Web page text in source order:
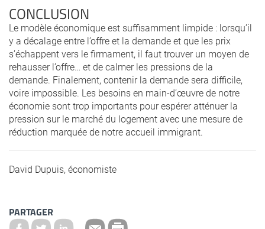
CONCLUSION
Le modèle économique est suffisamment limpide : lorsqu’il
y a décalage entre l’offre et la demande et que les prix
s’échappent vers le firmament, il faut trouver un moyen de
rehausser l’offre… et de calmer les pressions de la
demande. Finalement, contenir la demande sera difficile,
voire impossible. Les besoins en main-d’œuvre de notre
économie sont trop importants pour espérer atténuer la
pression sur le marché du logement avec une mesure de
réduction marquée de notre accueil immigrant.
David Dupuis, économiste
PARTAGER